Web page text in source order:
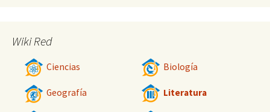
Wiki Red
Ciencias Biología
Geografía Literatura